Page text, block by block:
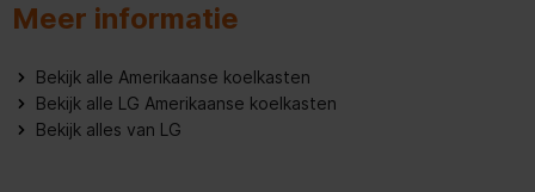
Automatische ontdooiing (
Vriezerdeurvakken
Meer informatie
Bekijk alle Amerikaanse koelkasten
Bekijk alle LG Amerikaanse koelkasten
Bekijk alles van LG